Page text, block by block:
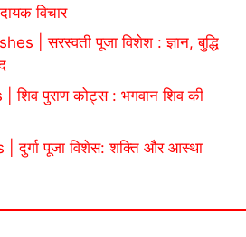
विचार
| सरस्वती पूजा विशेश : ज्ञान, बुद्धि
पुराण कोट्स : भगवान शिव की
दुर्गा पूजा विशेस: शक्ति और आस्था